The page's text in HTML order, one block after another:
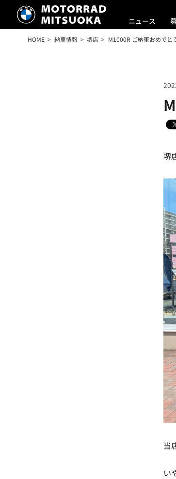
ニュース
HOME 納車情報 堺店 M1000R ご納車おめでと
堺
当
い